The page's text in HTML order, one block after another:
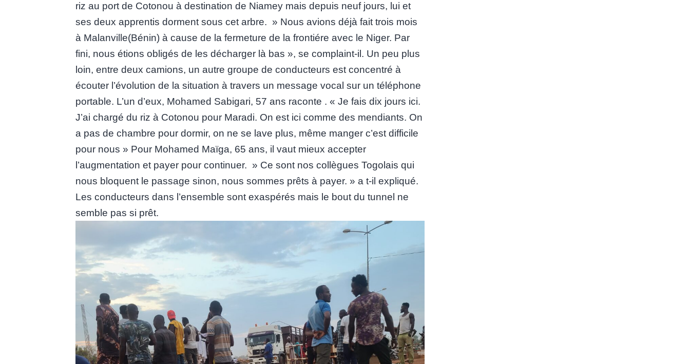
riz au port de Cotonou à destination de Niamey mais depuis neuf jours, lui et
ses deux apprentis dorment sous cet arbre. » Nous avions déjà fait trois mois
à Malanville(Bénin) à cause de la fermeture de la frontiére avec le Niger. Par
fini, nous étions obligés de les décharger là bas », se complaint-il. Un peu plus
loin, entre deux camions, un autre groupe de conducteurs est concentré à
écouter l’évolution de la situation à travers un message vocal sur un téléphone
portable. L’un d’eux, Mohamed Sabigari, 57 ans raconte . « Je fais dix jours ici.
J’ai chargé du riz à Cotonou pour Maradi. On est ici comme des mendiants. On
a pas de chambre pour dormir, on ne se lave plus, même manger c’est difficile
pour nous » Pour Mohamed Maïga, 65 ans, il vaut mieux accepter
l’augmentation et payer pour continuer. » Ce sont nos collègues Togolais qui
nous bloquent le passage sinon, nous sommes prêts à payer. » a t-il expliqué.
Les conducteurs dans l’ensemble sont exaspérés mais le bout du tunnel ne
semble pas si prêt.